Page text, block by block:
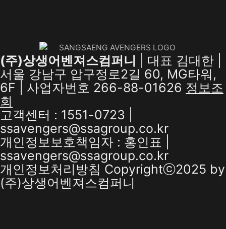
(주)상생어벤져스컴퍼니 | 대표 김대한 |
서울 강남구 압구정로2길 60, MG타워,
6F | 사업자번호 266-88-01626 정보조
회
고객센터 : 1551-0723 |
ssavengers@ssagroup.co.kr
개인정보보호책임자 : 홍인표 |
ssavengers@ssagroup.co.kr
개인정보처리방침 Copyrightⓒ2025 by
(주)상생어벤져스컴퍼니